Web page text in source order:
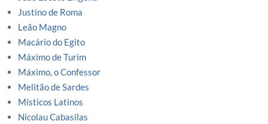
Justino de Roma
Leão Magno
Macário do Egito
Máximo de Turim
Máximo, o Confessor
Melitão de Sardes
Misticos Latinos
Nicolau Cabasilas